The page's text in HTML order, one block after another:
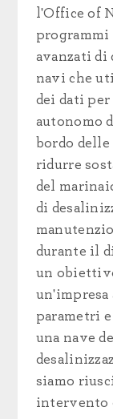
l'Office of
avanzati di
navi che
dei dati
autonomo
bordo
ridurre
del
di
durante il
un
un'impresa
parametri
una nave
siamo
intervento